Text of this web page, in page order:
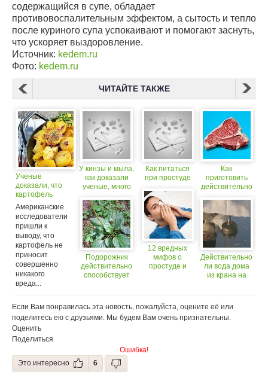
содержащийся в супе, обладает
противовоспалительным эффектом, а сытость и тепло
после куриного супа успокаивают и помогают заснуть,
что ускоряет выздоровление.
Источник: kedem.ru
Фото: kedem.ru
ЧИТАЙТЕ ТАКЖЕ
Ученые
доказали, что
картофель
помогает
худеть
Американские
исследователи
пришли к
выводу, что
картофель не
приносит
совершенно
никакого
вреда...
У кинзы и мыла,
как доказали
ученые, много
Подорожник
действительно
способствует
Как питаться
при простуде
12 вредных
мифов о
простуде и
Как
приготовить
действительно
советы шефов
Действительно
ли вода дома
из крана на
Если Вам понравилась эта новость, пожалуйста, оцените её или
поделитесь ею с друзьями. Мы будем Вам очень признательны.
Оценить
Поделиться
Ошибка!
Это интересно
6